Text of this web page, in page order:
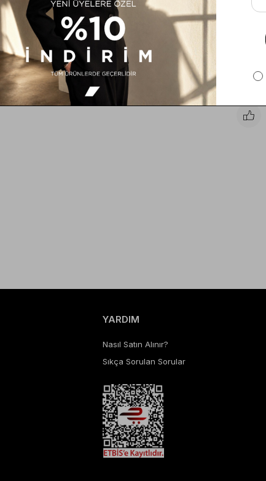
YARDIM
Nasıl Satın Alınır?
Sıkça Sorulan Sorular